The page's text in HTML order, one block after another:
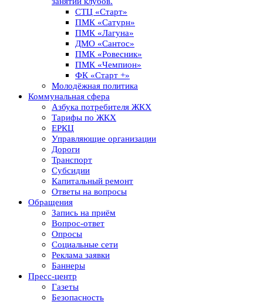
СТЦ «Старт»
ПМК «Сатурн»
ПМК «Лагуна»
ДМО «Сантос»
ПМК «Ровесник»
ПМК «Чемпион»
ФК «Старт +»
Молодёжная политика
Коммунальная сфера
Азбука потребителя ЖКХ
Тарифы по ЖКХ
ЕРКЦ
Управляющие организации
Дороги
Транспорт
Субсидии
Капитальный ремонт
Ответы на вопросы
Обращения
Запись на приём
Вопрос-ответ
Опросы
Социальные сети
Реклама заявки
Баннеры
Пресс-центр
Газеты
Безопасность